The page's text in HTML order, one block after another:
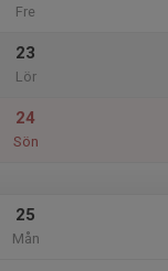
Fre
23
Lör
24
Sön
25
Mån